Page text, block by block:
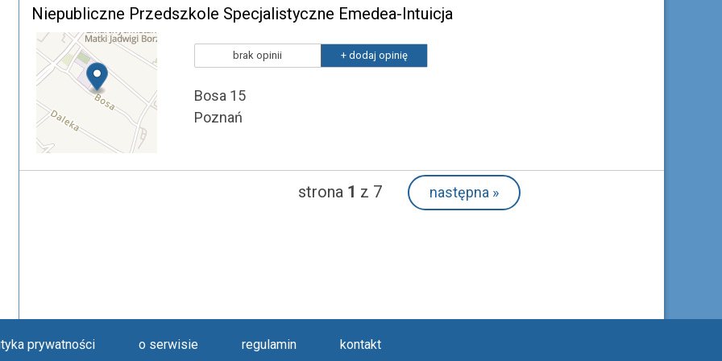
Niepubliczne Przedszkole Specjalistyczne Emedea-Intuicja
brak opinii + dodaj opinię
Bosa 15
Poznań
strona 1 z 7 następna »
prywatności o serwisie regulamin kontakt